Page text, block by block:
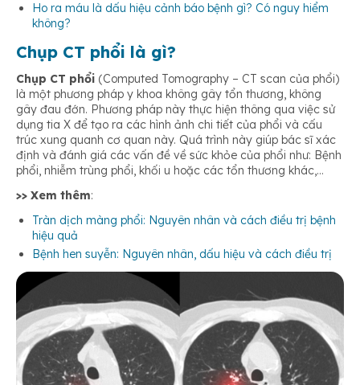
Ho ra máu là dấu hiệu cảnh báo bệnh gì? Có nguy hiểm
không?
Chụp CT phổi là gì?
Chụp CT phổi (Computed Tomography – CT scan của phổi)
là một phương pháp y khoa không gây tổn thương, không
gây đau đớn. Phương pháp này thực hiện thông qua việc sử
dụng tia X để tạo ra các hình ảnh chi tiết của phổi và cấu
trúc xung quanh cơ quan này. Quá trình này giúp bác sĩ xác
định và đánh giá các vấn đề về sức khỏe của phổi như: Bệnh
phổi, nhiễm trùng phổi, khối u hoặc các tổn thương khác,…
>> Xem thêm:
Tràn dịch màng phổi: Nguyên nhân và cách điều trị bệnh
hiệu quả
Bệnh hen suyễn: Nguyên nhân, dấu hiệu và cách điều trị